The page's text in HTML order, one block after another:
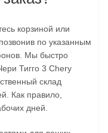
корзиной или
по указанным
Мы быстро
Тигго 3 Chery
склад
Как правило,
дней.